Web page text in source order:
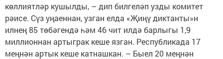
көллиятләр кушылды, – дип билгеләп узды комитет
рәисе. Сүз уңаеннан, узган елда «Җиңү диктанты»н
илнең 85 төбәгендә һәм 46 чит илдә барлыгы 1,9
миллионнан артыграк кеше язган. Республикада 17
меңнән артык кеше катнашкан. – Быел 20 меңнән